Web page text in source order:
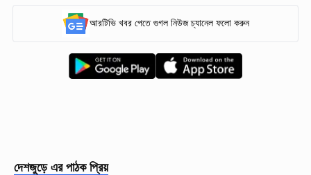
আরটিভি খবর পেতে গুগল নিউজ চ্যানেল ফলো করুন
দেশজুড়ে এর পাঠক প্রিয়